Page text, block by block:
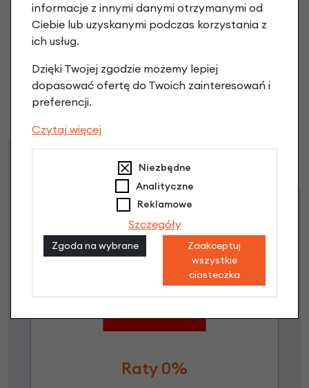
Podwójna sakwa rowerowa Basil
Boheme Black 35L MIK 2.0 opinie
Dodaj opinię
Brak opinii. Może warto dodać własną?
Leasing
Dostępne propozycje
e-raty?
Raty 0%
informacje z innymi danymi otrzymanymi od
Ciebie lub uzyskanymi podczas korzystania z
ich usług.
Dzięki Twojej zgodzie możemy lepiej
dopasować ofertę do Twoich zainteresowań i
preferencji.
Czytaj więcej
Niezbędne
Analityczne
Reklamowe
Szczegóły
Zgoda na wybrane
Zaakceptuj
wszystkie
ciasteczka